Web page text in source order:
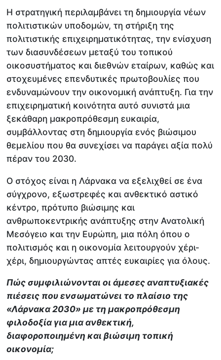
Η στρατηγική περιλαμβάνει τη δημιουργία νέων
πολιτιστικών υποδομών, τη στήριξη της
πολιτιστικής επιχειρηματικότητας, την ενίσχυση
των διασυνδέσεων μεταξύ του τοπικού
οικοσυστήματος και διεθνών εταίρων, καθώς και
στοχευμένες επενδυτικές πρωτοβουλίες που
ενδυναμώνουν την οικονομική ανάπτυξη. Για την
επιχειρηματική κοινότητα αυτό συνιστά μια
ξεκάθαρη μακροπρόθεσμη ευκαιρία,
συμβάλλοντας στη δημιουργία ενός βιώσιμου
θεμελίου που θα συνεχίσει να παράγει αξία πολύ
πέραν του 2030.
Ο στόχος είναι η Λάρνακα να εξελιχθεί σε ένα
σύγχρονο, εξωστρεφές και ανθεκτικό αστικό
κέντρο, πρότυπο βιώσιμης και
ανθρωποκεντρικής ανάπτυξης στην Ανατολική
Μεσόγειο και την Ευρώπη, μια πόλη όπου ο
πολιτισμός και η οικονομία λειτουργούν χέρι-
χέρι, δημιουργώντας απτές ευκαιρίες για όλους.
Πώς συμφιλιώνονται οι άμεσες αναπτυξιακές
πιέσεις που ενσωματώνει το πλαίσιο της
«Λάρνακα 2030» με τη μακροπρόθεσμη
φιλοδοξία για μια ανθεκτική,
διαφοροποιημένη και βιώσιμη τοπική
οικονομία;